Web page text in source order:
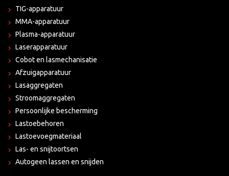
TIG-apparatuur
MMA-apparatuur
Plasma-apparatuur
Laserapparatuur
Cobot en lasmechanisatie
Afzuigapparatuur
Lasaggregaten
Stroomaggregaten
Persoonlijke bescherming
Lastoebehoren
Lastoevoegmateriaal
Las- en snijtoortsen
Autogeen lassen en snijden